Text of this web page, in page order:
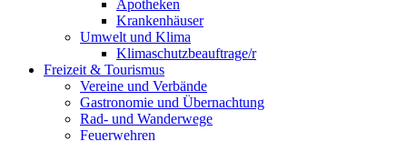
Apotheken
Krankenhäuser
Umwelt und Klima
Klimaschutzbeauftrage/r
Freizeit & Tourismus
Vereine und Verbände
Gastronomie und Übernachtung
Rad- und Wanderwege
Feuerwehren